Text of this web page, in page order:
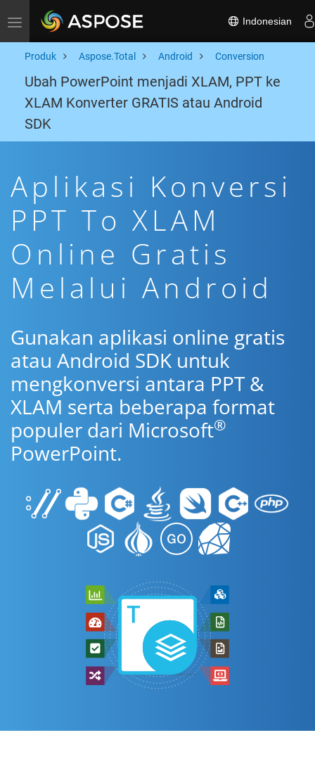
Toggle navigation Indonesian
Produk Aspose.Total Android Conversion
Ubah PowerPoint menjadi XLAM, PPT ke
XLAM Konverter GRATIS atau Android
SDK
Aplikasi Konversi
PPT To XLAM
Online Gratis
Melalui Android
Gunakan aplikasi online gratis
atau Android SDK untuk
mengkonversi antara PPT &
XLAM serta beberapa format
populer dari Microsoft®
PowerPoint.